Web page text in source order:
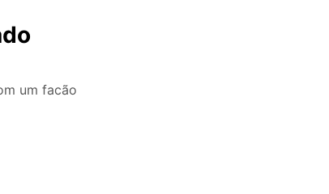
um facão